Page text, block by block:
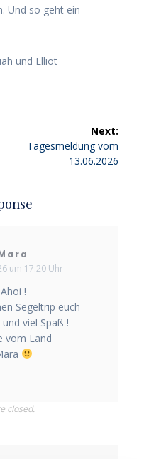
Und so geht ein
und Elliot
Next:
Next
Tagesmeldung vom
13.06.2026
Mara
um 17:20 Uhr
Ahoi !
Segeltrip euch
viel Spaß !
vom Land
closed.